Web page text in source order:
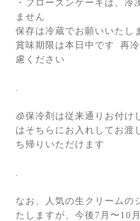
・フローズンケーキは、冷
ません
保存は冷蔵でお願いいたし
賞味期限は本日中です 再
慮ください
🧊保冷剤は従来通りお付け
はそちらにお入れしてお渡
ち帰りいただけます
なお、人気の生クリームの
たしますが、今後7月〜10